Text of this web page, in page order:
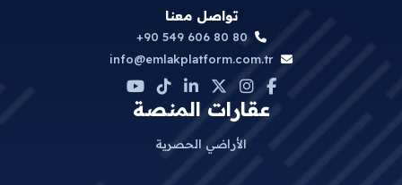
تواصل معنا
+90 549 606 80 80
info@emlakplatform.com.tr
عقارات المنصة
الأراضي الحصرية